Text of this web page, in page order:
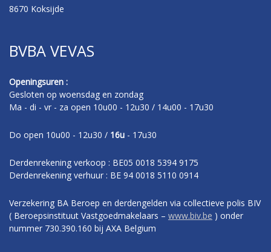
8670 Koksijde
BVBA VEVAS
Openingsuren :
Gesloten op woensdag en zondag
Ma - di - vr - za open 10u00 - 12u30 / 14u00 - 17u30
Do open 10u00 - 12u30 / 16u - 17u30
Derdenrekening verkoop : BE05 0018 5394 9175
Derdenrekening verhuur : BE 94 0018 5110 0914
Verzekering BA Beroep en derdengelden via collectieve polis BIV
( Beroepsinstituut Vastgoedmakelaars – www.biv.be ) onder
nummer 730.390.160 bij AXA Belgium